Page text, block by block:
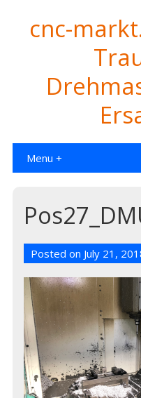
cnc-
Menu +
Posted on July 21,